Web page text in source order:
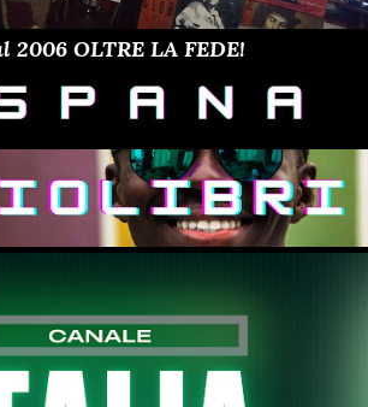
2006 OLTRE LA FEDE!